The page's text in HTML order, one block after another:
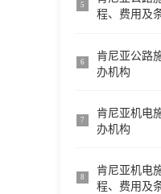
5
程、费用及
6
肯尼亚公路
办机构
7
肯尼亚机电
办机构
8
肯尼亚机电
程、费用及